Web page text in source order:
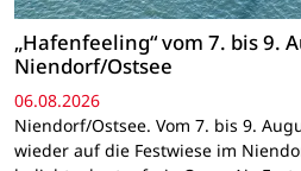
„Hafenfeeling“ vom 7. bis 9.
Niendorf/Ostsee
06.08.2026
Niendorf/Ostsee. Vom 7. bis 9.
wieder auf die Festwiese im